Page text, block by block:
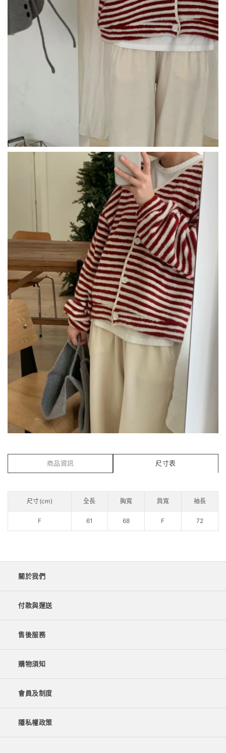
商品資訊 尺寸表
尺寸(cm) 全長 胸寬 肩寬 袖長
F 61 68 F 72
關於我們
付款與運送
售後服務
購物須知
會員及制度
隱私權政策